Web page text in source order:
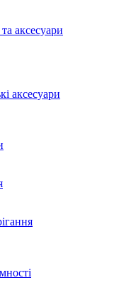
аксесуари
аксесуари